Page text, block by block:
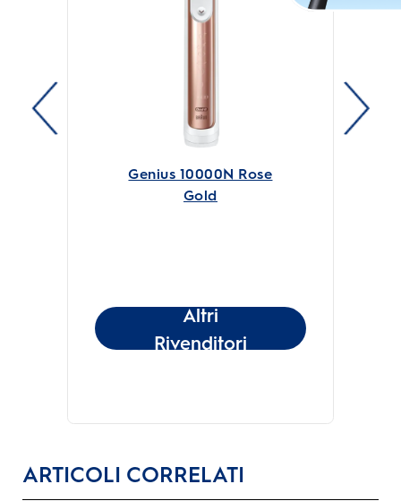
Genius 10000N Rose
Gold
Altri
Rivenditori
ARTICOLI CORRELATI